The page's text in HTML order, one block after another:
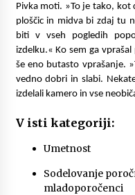
Pivka moti. »To je tako, kot
ploščic in midva bi zdaj tu
biti v vseh pogledih
izdelku.« Ko sem ga
še eno butasto vprašanje.
vedno dobri in slabi.
izdelali kamero in vse
V isti kategoriji:
Umetnost
Sodelovanje
mladoporočenci